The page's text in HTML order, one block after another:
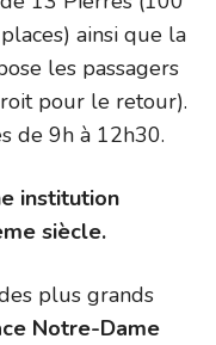
ainsi que la
les passagers
pour le retour).
de 9h à 12h30.
institution
siècle.
plus grands
Notre-Dame